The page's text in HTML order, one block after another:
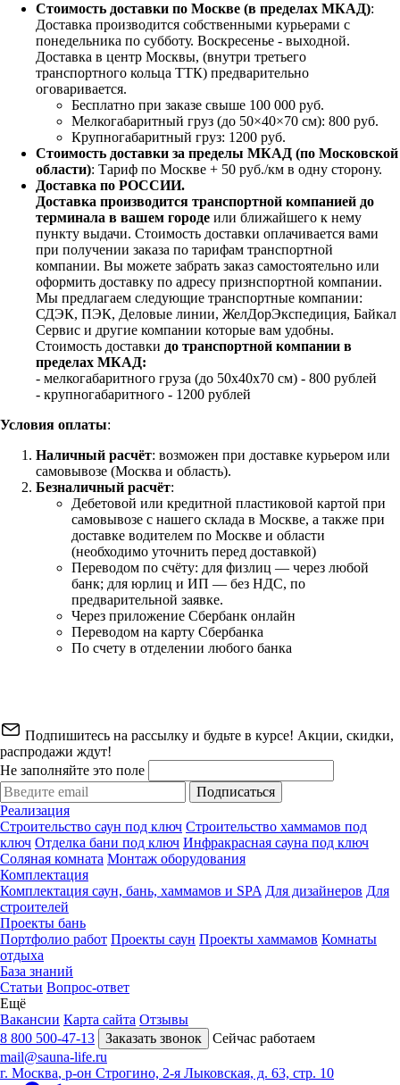
Стоимость доставки по Москве (в пределах МКАД):
Доставка производится собственными курьерами с
понедельника по субботу. Воскресенье - выходной.
Доставка в центр Москвы, (внутри третьего
транспортного кольца ТТК) предварительно
оговаривается.
Бесплатно при заказе свыше 100 000 руб.
Мелкогабаритный груз (до 50×40×70 см): 800 руб.
Крупногабаритный груз: 1200 руб.
Стоимость доставки за пределы МКАД (по Московской
области): Тариф по Москве + 50 руб./км в одну сторону.
Доставка по РОССИИ.
Доставка производится транспортной компанией до
терминала в вашем городе или ближайшего к нему
пункту выдачи. Стоимость доставки оплачивается вами
при получении заказа по тарифам транспортной
компании. Вы можете забрать заказ самостоятельно или
оформить доставку по адресу признспортной компании.
Мы предлагаем следующие транспортные компании:
СДЭК, ПЭК, Деловые линии, ЖелДорЭкспедиция, Байкал
Сервис и другие компании которые вам удобны.
Стоимость доставки до транспортной компании в
пределах МКАД:
- мелкогабаритного груза (до 50х40х70 см) - 800 рублей
- крупногабаритного - 1200 рублей
Условия оплаты:
Наличный расчёт: возможен при доставке курьером или
самовывозе (Москва и область).
Безналичный расчёт:
Дебетовой или кредитной пластиковой картой при
самовывозе с нашего склада в Москве, а также при
доставке водителем по Москве и области
(необходимо уточнить перед доставкой)
Переводом по счёту: для физлиц — через любой
банк; для юрлиц и ИП — без НДС, по
предварительной заявке.
Через приложение Сбербанк онлайн
Переводом на карту Сбербанка
По счету в отделении любого банка
Подпишитесь на рассылку и будьте в курсе! Акции, скидки,
распродажи ждут!
Не заполняйте это поле
Подписаться
Реализация
Строительство саун под ключ Строительство хаммамов под
ключ Отделка бани под ключ Инфракрасная сауна под ключ
Соляная комната Монтаж оборудования
Комплектация
Комплектация саун, бань, хаммамов и SPA Для дизайнеров Для
строителей
Проекты бань
Портфолио работ Проекты саун Проекты хаммамов Комнаты
отдыха
База знаний
Статьи Вопрос-ответ
Ещё
Вакансии Карта сайта Отзывы
8 800 500-47-13
Заказать звонок
Сейчас работаем
mail@sauna-life.ru
г. Москва, р-он Строгино, 2-я Лыковская, д. 63, стр. 10